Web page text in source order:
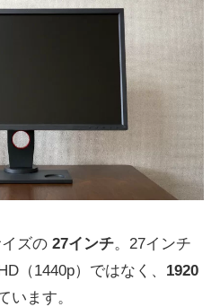
ズの 27インチ。27インチ
（1440p）ではなく、 1920
います。